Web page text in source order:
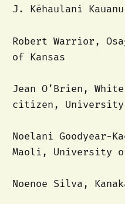
J. Kēhaulani
Robert Warrior,
of Kansas
Jean O’Brien,
citizen, University
Noelani Goodyear-
Maoli, University
Noenoe Silva,